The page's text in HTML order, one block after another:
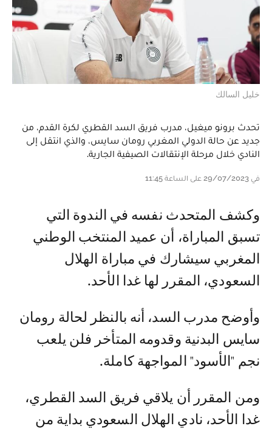
خليل السالك
تحدث برونو ميغيل، مدرب فريق السد القطري لكرة القدم، من
جديد عن حالة الدولي المغربي رومان سايس، والذي انتقل إلى
النادي خلال مرحلة الإنتقالات الصيفية الجارية.
في 29/07/2023 على الساعة 11:45
وكشف المتحدث نفسه في الندوة التي
تسبق المباراة، أن عميد المنتخب الوطني
المغربي سيشارك في مباراة الهلال
السعودي، المقرر لها غدا الأحد.
وأوضح مدرب السد، أنه بالنظر لحالة رومان
سايس البدنية وقدومه المتأخر فلن يلعب
نجم "الأسود" المواجهة كاملة.
ومن المقرر أن يلاقي فريق السد القطري،
غدا الأحد، نادي الهلال السعودي بداية من